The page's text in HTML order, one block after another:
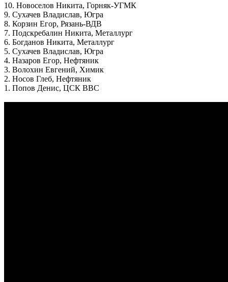
10. Новоселов Никита, Горняк-УГМК
9. Сухачев Владислав, Югра
8. Корзин Егор, Рязань-ВДВ
7. Подскребалин Никита, Металлург
6. Богданов Никита, Металлург
5. Сухачев Владислав, Югра
4. Назаров Егор, Нефтяник
3. Волохин Евгений, Химик
2. Носов Глеб, Нефтяник
1. Попов Денис, ЦСК ВВС